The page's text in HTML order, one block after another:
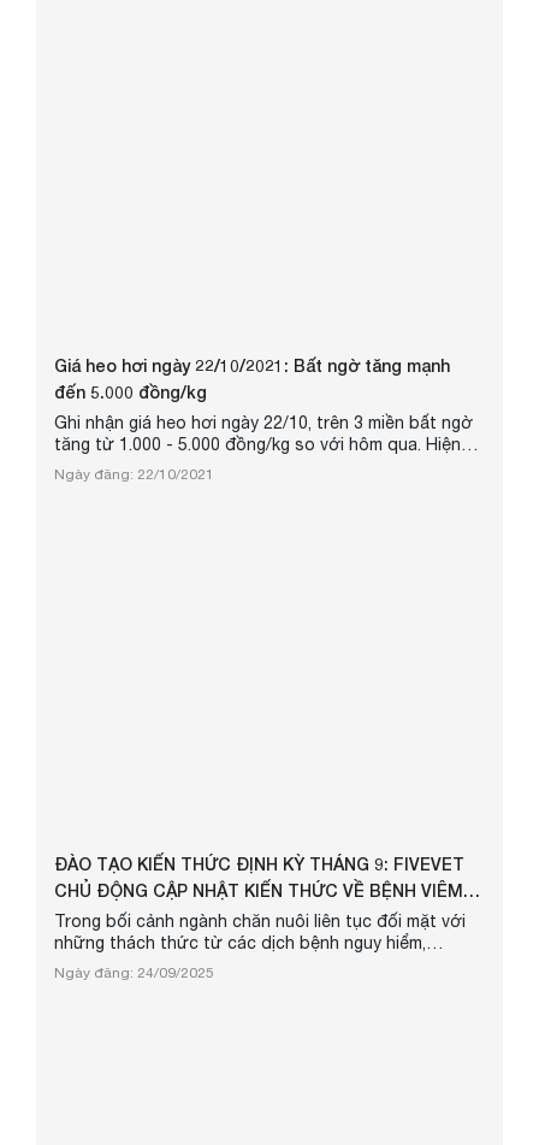
Giá heo hơi ngày 22/10/2021: Bất ngờ tăng mạnh
đến 5.000 đồng/kg
Ghi nhận giá heo hơi ngày 22/10, trên 3 miền bất ngờ
tăng từ 1.000 - 5.000 đồng/kg so với hôm qua. Hiện
giá heo hơi được thu mua trong khoảng 33.000 -
38.000 đồng/kg.
Ngày đăng: 22/10/2021
ĐÀO TẠO KIẾN THỨC ĐỊNH KỲ THÁNG 9: FIVEVET
CHỦ ĐỘNG CẬP NHẬT KIẾN THỨC VỀ BỆNH VIÊM
D...
Trong bối cảnh ngành chăn nuôi liên tục đối mặt với
những thách thức từ các dịch bệnh nguy hiểm,
Fivevet luôn xác định việc nâng cao năng lực chuyên
môn và kỹ năng thực tiễn cho đội ngũ nhân sự là yếu
Ngày đăng: 24/09/2025